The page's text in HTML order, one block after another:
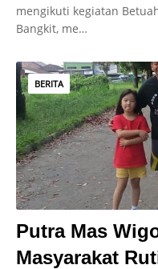
mengikuti kegiatan
Bangkit, me…
BERITA
Putra Mas
Masyarakat